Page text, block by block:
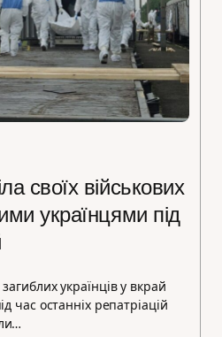
своїх військових
українцями під
українців у вкрай
час останніх репатріацій